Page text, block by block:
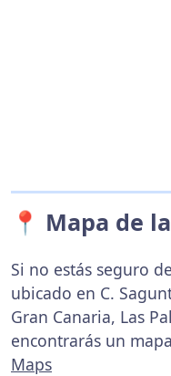
📍 Mapa de
Si no estás seguro
ubicado en C.
Gran Canaria, Las
encontrarás un
Maps